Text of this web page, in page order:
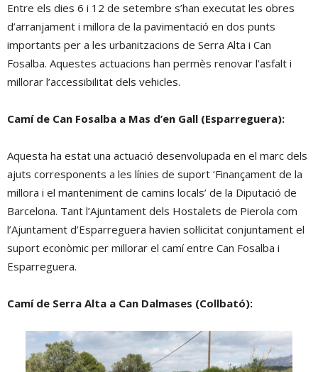
Entre els dies 6 i 12 de setembre s’han executat les obres
d’arranjament i millora de la pavimentació en dos punts
importants per a les urbanitzacions de Serra Alta i Can
Fosalba. Aquestes actuacions han permès renovar l’asfalt i
millorar l’accessibilitat dels vehicles.
Camí de Can Fosalba a Mas d’en Gall (Esparreguera):
Aquesta ha estat una actuació desenvolupada en el marc dels
ajuts corresponents a les línies de suport ‘Finançament de la
millora i el manteniment de camins locals’ de la Diputació de
Barcelona. Tant l’Ajuntament dels Hostalets de Pierola com
l’Ajuntament d’Esparreguera havien sol·licitat conjuntament el
suport econòmic per millorar el camí entre Can Fosalba i
Esparreguera.
Camí de Serra Alta a Can Dalmases (Collbató):